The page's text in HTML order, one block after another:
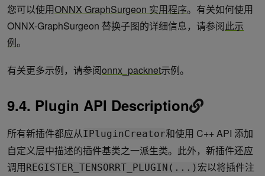
您可以使用ONNX GraphSurgeon 实用程序。有关如何使用
ONNX-GraphSurgeon 替换子图的详细信息，请参阅此示
例。
有关更多示例，请参阅onnx_packnet示例。
9.4. Plugin API Description
所有新插件都应从IPluginCreator和使用 C++ API 添加
自定义层中描述的插件基类之一派生类。此外，新插件还应
调用REGISTER_TENSORRT_PLUGIN(...) 宏以将插件注